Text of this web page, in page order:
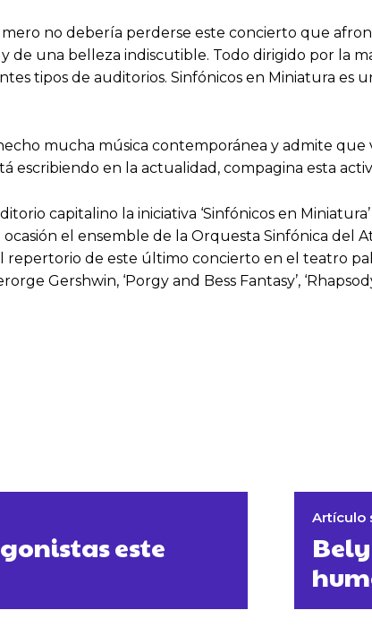
no debería perderse este concierto que
y de una belleza indiscutible. Todo dirigido por la
tipos de auditorios. Sinfónicos en Miniatura es
mucha música contemporánea y admite
escribiendo en la actualidad, compagina esta
capitalino la iniciativa ‘Sinfónicos en
ocasión el ensemble de la Orquesta Sinfónica del
repertorio de este último concierto en el teatro
Gershwin, ‘Porgy and Bess Fantasy’,
este
Artículo